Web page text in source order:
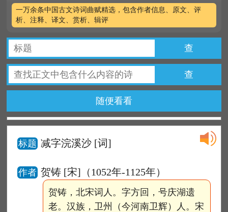
一万余条中国古文诗词曲赋精选，包含作者信息、原文、评
析、注释、译文、赏析、辑评
查
查
随便看看
标题 减字浣溪沙 [词]
作者 贺铸 [宋]（1052年-1125年）
贺铸，北宋词人。字方回，号庆湖遗
老。汉族，卫州（今河南卫辉）人。宋